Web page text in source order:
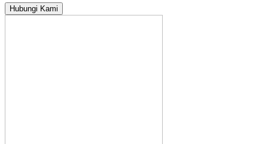
Hubungi Kami